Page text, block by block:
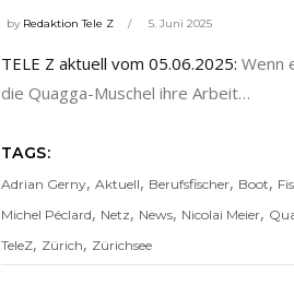
by Redaktion Tele Z 5. Juni 2025
TELE Z aktuell vom 05.06.2025: Wenn
die Quagga-Muschel ihre Arbeit…
TAGS:
Adrian Gerny, Aktuell, Berufsfischer, Boot,
Michel Péclard, Netz, News, Nicolai Meier,
TeleZ, Zürich, Zürichsee